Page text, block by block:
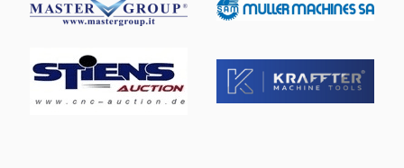
Bedrijfsuren (programma-uitvoering): 58 uur Accessoires: •
19-inch touchscreen • HEIDENHAIN HR 510 FS elektronisch
koelsysteem • Interne koeling door de spil (optioneel) •
HEIDENHAIN TS460-tastervoorbereiding • Voorbereiding
voor TT460-gereedschapsmeting • SE661-tasterhouder